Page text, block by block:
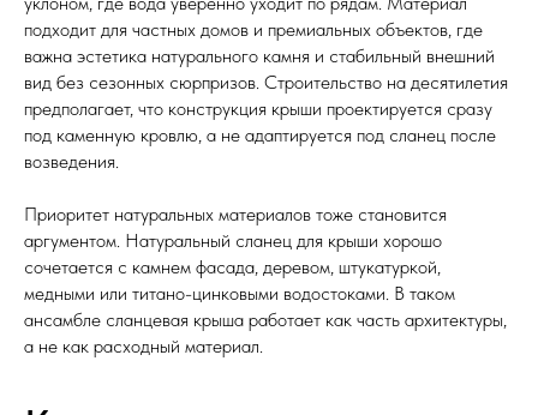
подходит для частных домов и премиальных объектов, где
важна эстетика натурального камня и стабильный внешний
вид без сезонных сюрпризов. Строительство на десятилетия
предполагает, что конструкция крыши проектируется сразу
под каменную кровлю, а не адаптируется под сланец после
возведения.
Приоритет натуральных материалов тоже становится
аргументом. Натуральный сланец для крыши хорошо
сочетается с камнем фасада, деревом, штукатуркой,
медными или титано-цинковыми водостоками. В таком
ансамбле сланцевая крыша работает как часть архитектуры,
а не как расходный материал.